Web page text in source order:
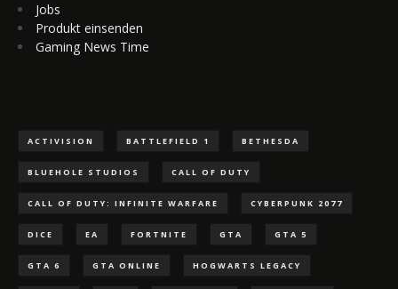
Jobs
Produkt einsenden
Gaming News Time
ACTIVISION BATTLEFIELD 1 BETHESDA
BLUEHOLE STUDIOS CALL OF DUTY
CALL OF DUTY: INFINITE WARFARE CYBERPUNK 2077
DICE EA FORTNITE GTA GTA 5
GTA 6 GTA ONLINE HOGWARTS LEGACY